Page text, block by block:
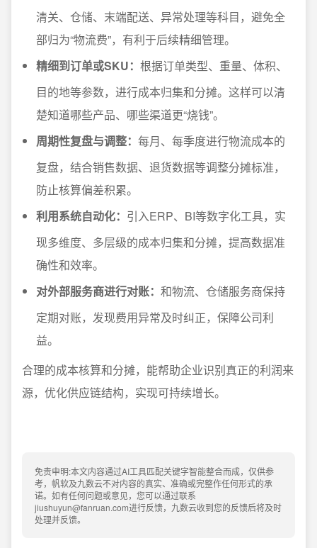
清关、仓储、末端配送、异常处理等科目，避免全
部归为“物流费”，有利于后续精细管理。
精细到订单或SKU： 根据订单类型、重量、体积、
目的地等参数，进行成本归集和分摊。这样可以清
楚知道哪些产品、哪些渠道更“烧钱”。
周期性复盘与调整： 每月、每季度进行物流成本的
复盘，结合销售数据、退货数据等调整分摊标准，
防止核算偏差积累。
利用系统自动化： 引入ERP、BI等数字化工具，实
现多维度、多层级的成本归集和分摊，提高数据准
确性和效率。
对外部服务商进行对账： 和物流、仓储服务商保持
定期对账，发现费用异常及时纠正，保障公司利
益。
合理的成本核算和分摊，能帮助企业识别真正的利润来
源，优化供应链结构，实现可持续增长。
免责申明:本文内容通过AI工具匹配关键字智能整合而成，仅供参
考，帆软及九数云不对内容的真实、准确或完整作任何形式的承
诺。如有任何问题或意见，您可以通过联系
jiushuyun@fanruan.com进行反馈，九数云收到您的反馈后将及时
处理并反馈。